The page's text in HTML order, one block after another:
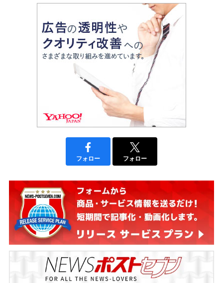
フォロー フォロー